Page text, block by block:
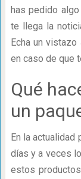
has pedido
te llega la
Echa un
en caso de que
Qué
un
En la
días y a veces
estos